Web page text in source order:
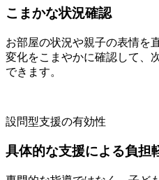
こまかな状況確認
お部屋の状況や親子の表情を
変化をこまやかに確認して、
できます。
設問型支援の有効性
具体的な支援による負担